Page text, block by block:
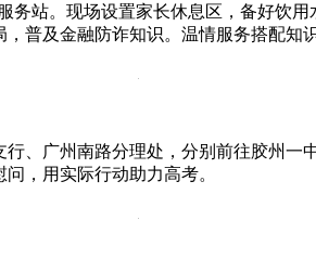
站。现场设置家长休息区，备好饮
普及金融防诈知识。温情服务搭配知
、广州南路分理处，分别前往胶州
，用实际行动助力高考。